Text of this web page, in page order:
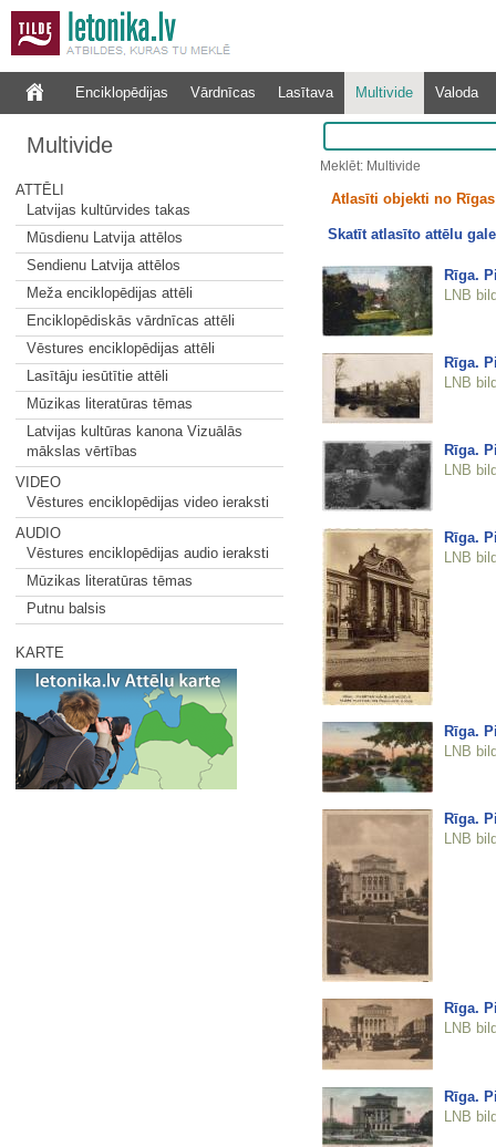
Enciklopēdijas Vārdnīcas Lasītava Multivide Valoda
Multivide
ATTĒLI
Latvijas kultūrvides takas
Mūsdienu Latvija attēlos
Sendienu Latvija attēlos
Meža enciklopēdijas attēli
Enciklopēdiskās vārdnīcas attēli
Vēstures enciklopēdijas attēli
Lasītāju iesūtītie attēli
Mūzikas literatūras tēmas
Latvijas kultūras kanona Vizuālās
mākslas vērtības
VIDEO
Vēstures enciklopēdijas video ieraksti
AUDIO
Vēstures enciklopēdijas audio ieraksti
Mūzikas literatūras tēmas
Putnu balsis
KARTE
Meklēt: Multivide
Atlasīti objekti no
Skatīt atlasīto attēlu
Rīga.
LNB
Rīga.
LNB
Rīga.
LNB
Rīga.
LNB
Rīga.
LNB
Rīga.
LNB
Rīga.
LNB
Rīga.
LNB